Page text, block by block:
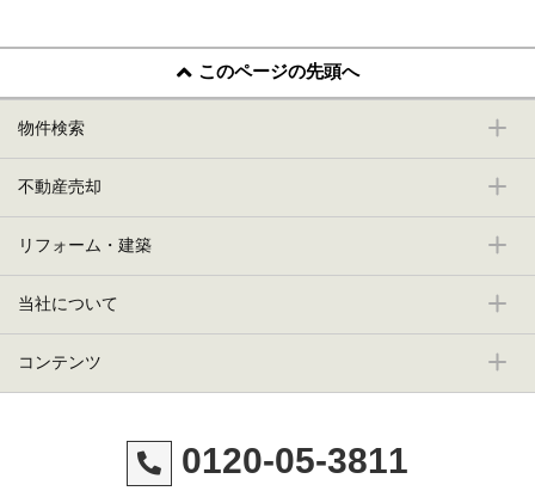
このページの先頭へ
物件検索
不動産売却
リフォーム・建築
当社について
コンテンツ
0120-05-3811